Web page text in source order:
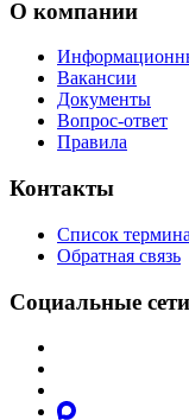
О компании
Вакансии
Документы
Вопрос-ответ
Правила
Контакты
Список
Обратная связь
Социальные сети